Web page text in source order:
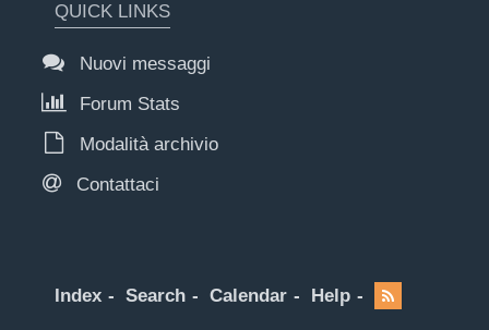
QUICK LINKS
Nuovi messaggi
Forum Stats
Modalità archivio
Contattaci
Index Search Calendar Help